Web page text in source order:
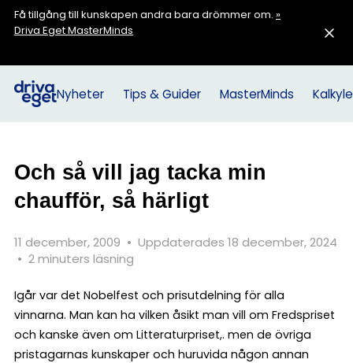
Få tillgång till kunskapen andra bara drömmer om. »
Driva Eget MasterMinds
Nyheter Tips & Guider MasterMinds
Och så vill jag tacka min
chaufför, så härligt
11 december, 2009 • Uppdaterades 18 december, 2024
• 2 minuters läsning
Igår var det Nobelfest och prisutdelning för alla
vinnarna. Man kan ha vilken åsikt man vill om Fredspriset
och kanske även om Litteraturpriset,. men de övriga
pristagarnas kunskaper och huruvida någon annan